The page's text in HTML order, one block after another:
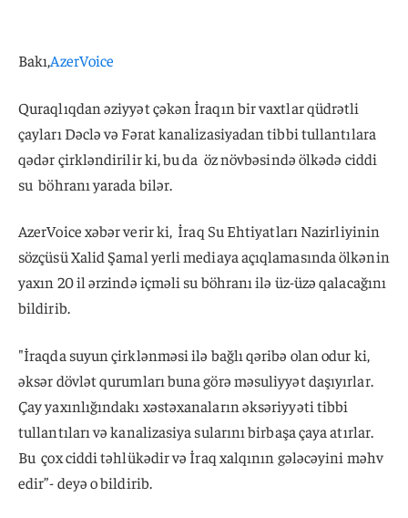
Bakı,AzerVoice
Quraqlıqdan əziyyət çəkən İraqın bir vaxtlar qüdrətli
çayları Dəclə və Fərat kanalizasiyadan tibbi tullantılara
qədər çirkləndirilir ki, bu da öz növbəsində ölkədə ciddi
su böhranı yarada bilər.
AzerVoice xəbər verir ki, İraq Su Ehtiyatları Nazirliyinin
sözçüsü Xalid Şamal yerli mediaya açıqlamasında ölkənin
yaxın 20 il ərzində içməli su böhranı ilə üz-üzə qalacağını
bildirib.
"İraqda suyun çirklənməsi ilə bağlı qəribə olan odur ki,
əksər dövlət qurumları buna görə məsuliyyət daşıyırlar.
Çay yaxınlığındakı xəstəxanaların əksəriyyəti tibbi
tullantıları və kanalizasiya sularını birbaşa çaya atırlar.
Bu çox ciddi təhlükədir və İraq xalqının gələcəyini məhv
edir”- deyə o bildirib.